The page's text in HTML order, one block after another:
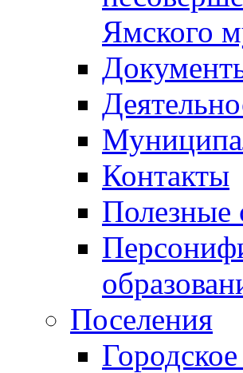
Ямского
Контакты
Полезные
Поселения